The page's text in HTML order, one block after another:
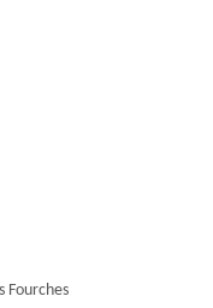
Fourches